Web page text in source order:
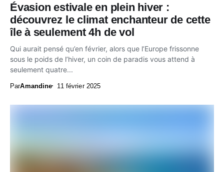
Évasion estivale en plein hiver :
découvrez le climat enchanteur de cette
île à seulement 4h de vol
Qui aurait pensé qu’en février, alors que l’Europe frissonne
sous le poids de l’hiver, un coin de paradis vous attend à
seulement quatre...
ParAmandine 11 février 2025